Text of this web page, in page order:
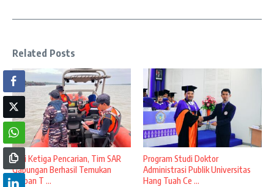
Related Posts
Hari Ketiga Pencarian, Tim SAR
Gabungan Berhasil Temukan
Korban T ...
Program Studi Doktor
Administrasi Publik Universitas
Hang Tuah Ce ...